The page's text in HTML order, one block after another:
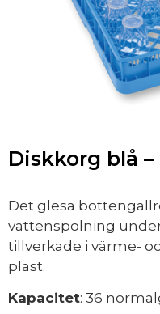
Diskkorg blå –
Det glesa
vattenspolning
tillverkade i värme-
plast.
Kapacitet: 36